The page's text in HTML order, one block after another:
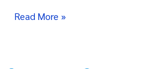
ผู้นำ
Read More »